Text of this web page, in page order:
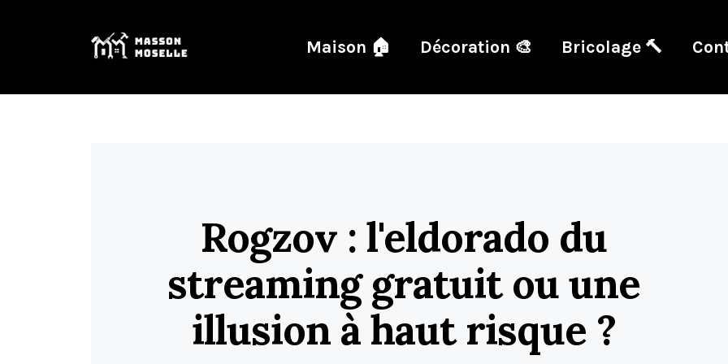
Maison 🏠 Décoration 🎨 Bricolage 🔨
Rogzov : l'eldorado du
streaming gratuit ou une
illusion à haut risque ?